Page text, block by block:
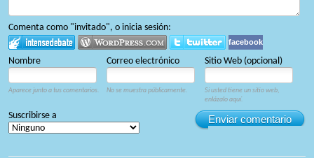
Comenta como "invitado", o inicia sesión:
facebook
Nombre Correo electrónico Sitio Web (opcional)
Aparece junto a tus comentarios. No se muestra públicamente.
Si usted tiene un sitio web,
enlázalo aquí.
Enviar comentario
Suscribirse a